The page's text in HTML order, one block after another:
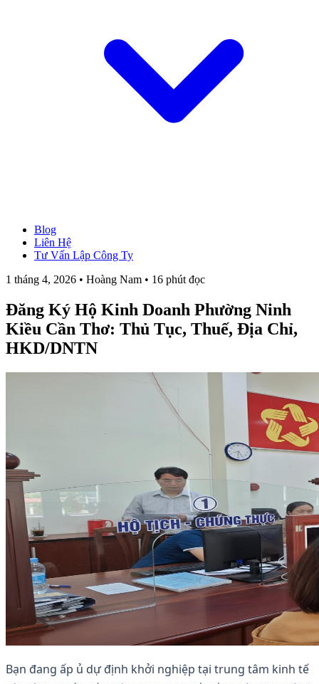
Thành Lập Công Ty
Làm Giấy Phép Kinh Doanh
Giải Thể Công Ty
Hóa Đơn Điện Tử
Chữ Ký Số
Thành Lập CT Vốn Nước Ngoài
Blog
Liên Hệ
Tư Vấn Lập Công Ty
1 tháng 4, 2026 • Hoàng Nam • 16 phút đọc
Đăng Ký Hộ Kinh Doanh Phường Ninh
Kiều Cần Thơ: Thủ Tục, Thuế, Địa Chỉ,
HKD/DNTN
Bạn đang ấp ủ dự định khởi nghiệp tại trung tâm kinh tế